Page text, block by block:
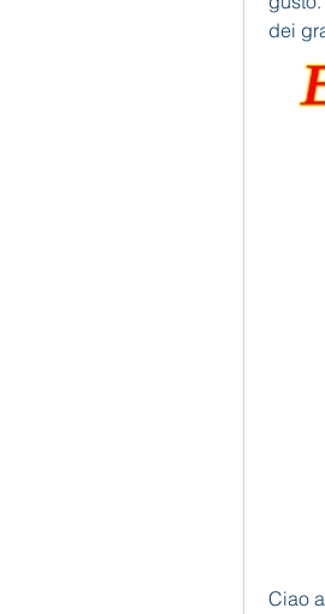
dei
Ciao